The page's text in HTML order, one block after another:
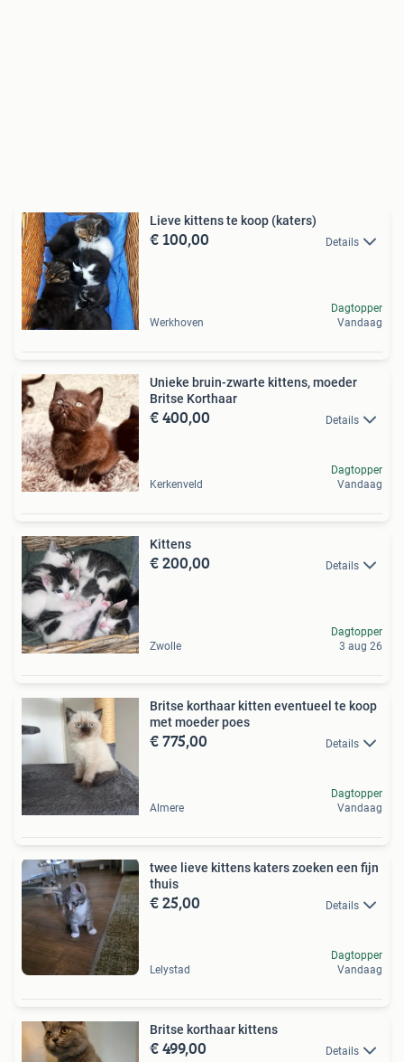
Lieve kittens te koop (katers)
€ 100,00 Details
Werkhoven
Dagtopper
Vandaag
Unieke bruin-zwarte kittens, moeder
Britse Korthaar
€ 400,00 Details
Kerkenveld
Dagtopper
Vandaag
Kittens
€ 200,00 Details
Zwolle
Dagtopper
3 aug 26
Britse korthaar kitten eventueel te koop
met moeder poes
€ 775,00 Details
Almere
Dagtopper
Vandaag
twee lieve kittens katers zoeken een fijn
thuis
€ 25,00 Details
Lelystad
Dagtopper
Vandaag
Britse korthaar kittens
€ 499,00 Details